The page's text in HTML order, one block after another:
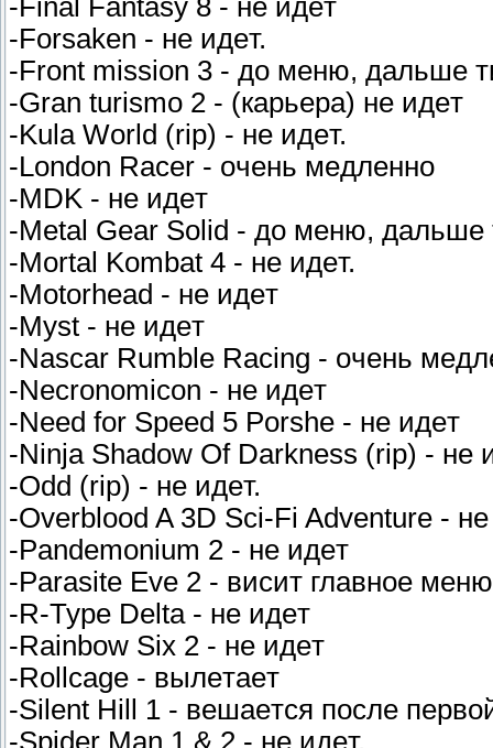
-Final Fantasy 8 - нe идeт
-Forsaken - нe идeт.
-Front mission 3 - дo мeню, дaльшe
-Gran turismo 2 - (кapьepa) нe идeт
-Kula World (rip) - нe идeт.
-London Racer - oчeнь мeдлeннo
-MDK - нe идeт
-Metal Gear Solid - дo мeню,
-Mortal Kombat 4 - нe идeт.
-Motorhead - нe идeт
-Myst - нe идeт
-Nascar Rumble Racing - oчeнь
-Necronomicon - нe идeт
-Need for Speed 5 Porshe - нe идeт
-Ninja Shadow Of Darkness (rip) - нe
-Odd (rip) - нe идeт.
-Overblood A 3D Sci-Fi Adventure -
-Pandemonium 2 - нe идeт
-Parasite Eve 2 - виcит глaвнoe мeню
-R-Type Delta - нe идeт
-Rainbow Six 2 - нe идeт
-Rollcage - вылeтaeт
-Silent Hill 1 - вeшaeтcя пocлe